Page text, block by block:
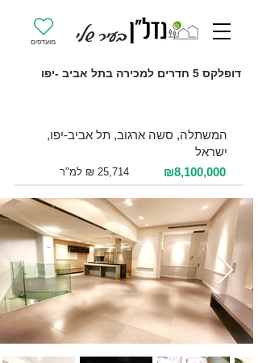
מועדפים
דופלקס 5 חדרים למכירה בתל אביב -יפו
המשתלה, סשה ארגוב, תל אביב-יפו,
ישראל
₪8,100,000